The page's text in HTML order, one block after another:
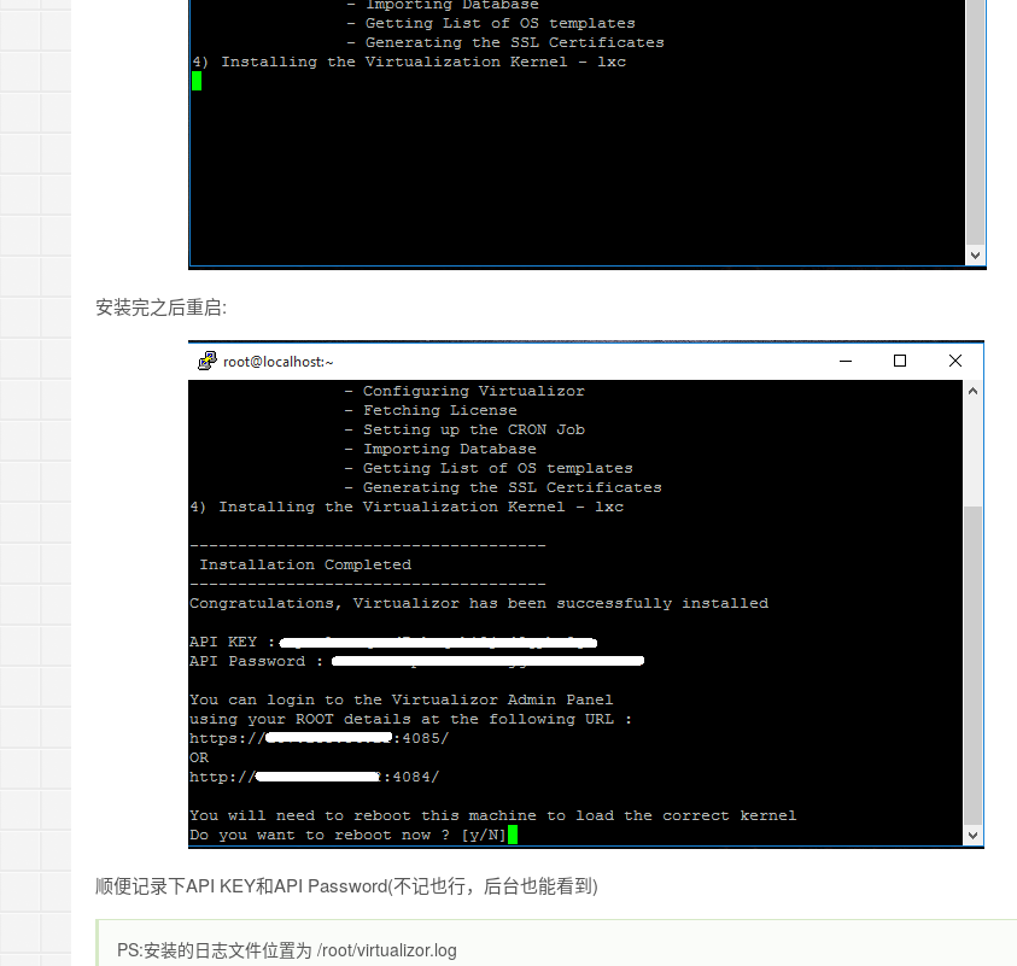
安装完之后重启:
顺便记录下API KEY和API Password(不记也行，后台也能看到)
PS:安装的日志文件位置为 /root/virtualizor.log